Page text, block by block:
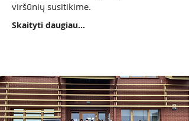
viršūnių susitikime.
Skaityti daugiau...